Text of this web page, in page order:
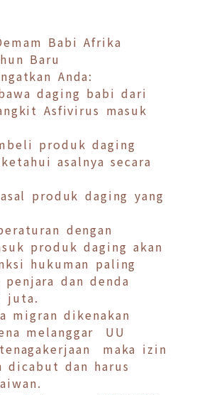
Babi Afrika
Baru
Anda:
daging babi dari
Asfivirus masuk
produk daging
asalnya secara
produk daging yang
dengan
produk daging akan
hukuman paling
dan denda
juta.
migran dikenakan
melanggar UU
maka izin
dicabut dan harus